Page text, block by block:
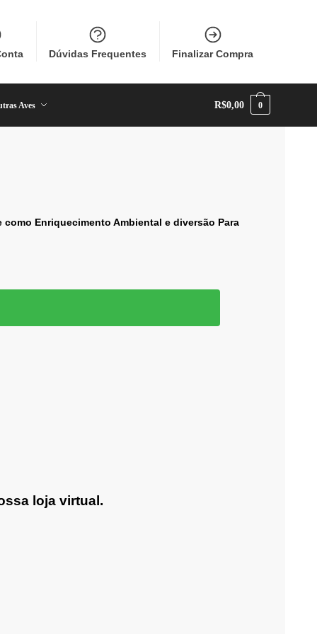
Dúvidas Frequentes Finalizar Compra
Aves R$0,00 0
Enriquecimento Ambiental e diversão Para
loja virtual.